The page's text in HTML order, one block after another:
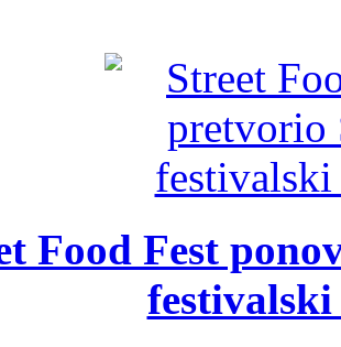
Food Fest